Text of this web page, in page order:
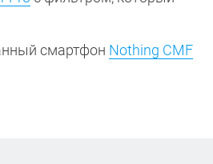
смартфон Nothing CMF